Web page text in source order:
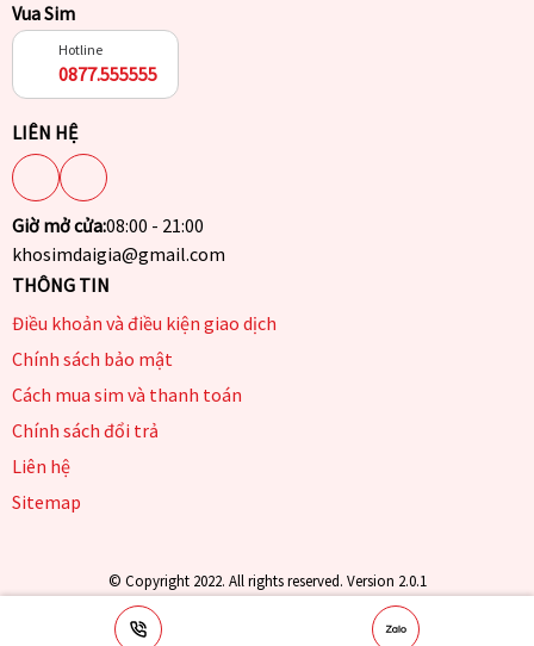
Vua Sim
Hotline
0877.555555
LIÊN HỆ
Giờ mở cửa:08:00 - 21:00
khosimdaigia@gmail.com
THÔNG TIN
Điều khoản và điều kiện giao dịch
Chính sách bảo mật
Cách mua sim và thanh toán
Chính sách đổi trả
Liên hệ
Sitemap
© Copyright 2022. All rights reserved. Version 2.0.1